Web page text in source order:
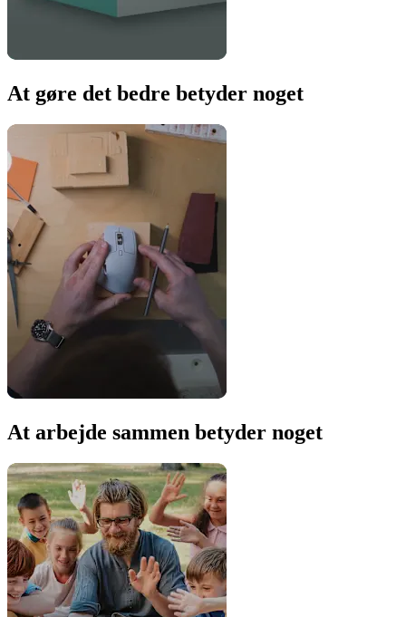
At gøre det bedre betyder noget
At arbejde sammen betyder noget